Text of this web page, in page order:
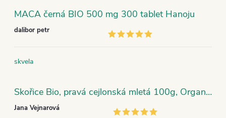
MACA černá BIO 500 mg 300 tablet Hanoju
dalibor petr
skvela
Skořice Bio, pravá cejlonská mletá 100g, Organic India
Jana Vejnarová